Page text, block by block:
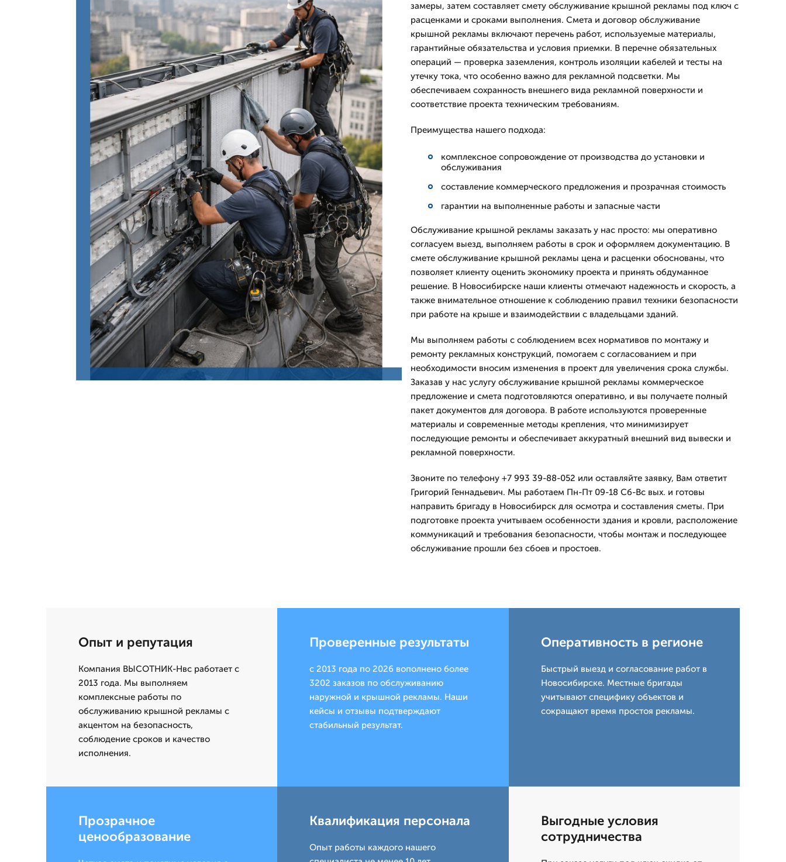
замеры, затем составляет смету обслуживание крышной рекламы под ключ с
расценками и сроками выполнения. Смета и договор обслуживание
крышной рекламы включают перечень работ, используемые материалы,
гарантийные обязательства и условия приемки. В перечне обязательных
операций — проверка заземления, контроль изоляции кабелей и тесты на
утечку тока, что особенно важно для рекламной подсветки. Мы
обеспечиваем сохранность внешнего вида рекламной поверхности и
соответствие проекта техническим требованиям.
Преимущества нашего подхода:
комплексное сопровождение от производства до установки и
обслуживания
составление коммерческого предложения и прозрачная стоимость
гарантии на выполненные работы и запасные части
Обслуживание крышной рекламы заказать у нас просто: мы оперативно
согласуем выезд, выполняем работы в срок и оформляем документацию. В
смете обслуживание крышной рекламы цена и расценки обоснованы, что
позволяет клиенту оценить экономику проекта и принять обдуманное
решение. В Новосибирске наши клиенты отмечают надежность и скорость, а
также внимательное отношение к соблюдению правил техники безопасности
при работе на крыше и взаимодействии с владельцами зданий.
Мы выполняем работы с соблюдением всех нормативов по монтажу и
ремонту рекламных конструкций, помогаем с согласованием и при
необходимости вносим изменения в проект для увеличения срока службы.
Заказав у нас услугу обслуживание крышной рекламы коммерческое
предложение и смета подготовляются оперативно, и вы получаете полный
пакет документов для договора. В работе используются проверенные
материалы и современные методы крепления, что минимизирует
последующие ремонты и обеспечивает аккуратный внешний вид вывески и
рекламной поверхности.
Звоните по телефону +7 993 39-88-052 или оставляйте заявку, Вам ответит
Григорий Геннадьевич. Мы работаем Пн-Пт 09-18 Сб-Вс вых. и готовы
направить бригаду в Новосибирск для осмотра и составления сметы. При
подготовке проекта учитываем особенности здания и кровли, расположение
коммуникаций и требования безопасности, чтобы монтаж и последующее
обслуживание прошли без сбоев и простоев.
Опыт и репутация
Компания ВЫСОТНИК-Нвс работает с
2013 года. Мы выполняем
комплексные работы по
обслуживанию крышной рекламы с
акцентом на безопасность,
соблюдение сроков и качество
исполнения.
Проверенные результаты
с 2013 года по 2026 вополнено более
3202 заказов по обслуживанию
наружной и крышной рекламы. Наши
кейсы и отзывы подтверждают
стабильный результат.
Оперативность в регионе
Быстрый выезд и согласование работ в
Новосибирске. Местные бригады
учитывают специфику объектов и
сокращают время простоя рекламы.
Прозрачное
ценообразование
Квалификация персонала
Опыт работы каждого нашего
Выгодные условия
сотрудничества